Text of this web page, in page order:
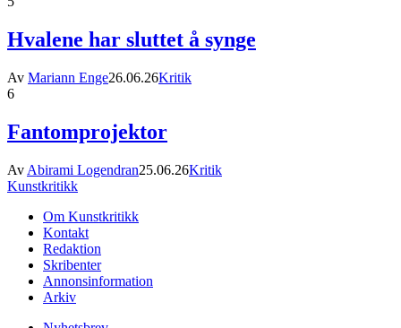
Hvalene har sluttet å synge
Av Mariann Enge26.06.26Kritik
6
Fantomprojektor
Av Abirami Logendran25.06.26Kritik
Kunstkritikk
Om Kunstkritikk
Kontakt
Redaktion
Skribenter
Annonsinformation
Arkiv